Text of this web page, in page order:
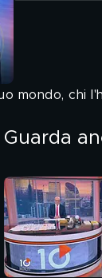
mondo, chi
Guarda